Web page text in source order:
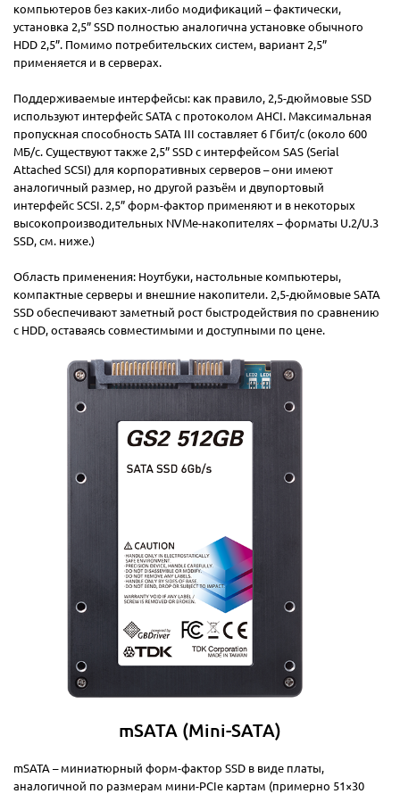
компьютеров без каких-либо модификаций – фактически,
установка 2,5” SSD полностью аналогична установке обычного
HDD 2,5”. Помимо потребительских систем, вариант 2,5”
применяется и в серверах.
Поддерживаемые интерфейсы: как правило, 2,5-дюймовые SSD
используют интерфейс SATA с протоколом AHCI. Максимальная
пропускная способность SATA III составляет 6 Гбит/с (около 600
МБ/с. Существуют также 2,5” SSD с интерфейсом SAS (Serial
Attached SCSI) для корпоративных серверов – они имеют
аналогичный размер, но другой разъём и двупортовый
интерфейс SCSI. 2,5” форм-фактор применяют и в некоторых
высокопроизводительных NVMe-накопителях – форматы U.2/U.3
SSD, см. ниже.)
Область применения: Ноутбуки, настольные компьютеры,
компактные серверы и внешние накопители. 2,5-дюймовые SATA
SSD обеспечивают заметный рост быстродействия по сравнению
с HDD, оставаясь совместимыми и доступными по цене.
mSATA (Mini-SATA)
mSATA – миниатюрный форм-фактор SSD в виде платы,
аналогичной по размерам мини-PCIe картам (примерно 51×30